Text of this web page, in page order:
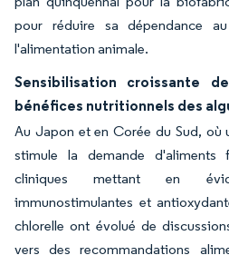
pour réduire sa dépendance
l'alimentation animale.
Sensibilisation croissante
bénéfices nutritionnels des
Au Japon et en Corée du Sud, où
stimule la demande d'aliments
cliniques mettant en
immunostimulantes et
chlorelle ont évolué de
vers des recommandations